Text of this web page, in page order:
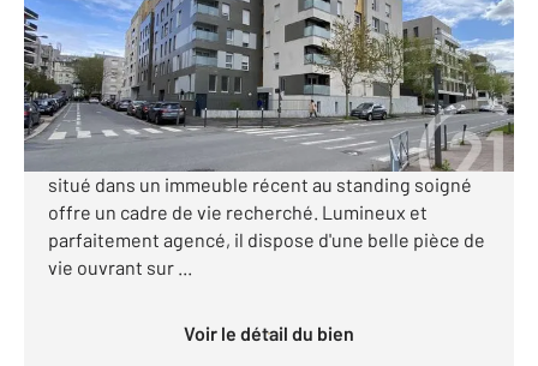
Appartement F2 à vendre
157 000 €
Visiter le site dédié
À deux pas de la gare et des commerces, ce 2 pièces
situé dans un immeuble récent au standing soigné
offre un cadre de vie recherché. Lumineux et
parfaitement agencé, il dispose d'une belle pièce de
vie ouvrant sur ...
Voir le détail du bien